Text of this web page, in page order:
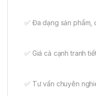
✅ Đa dạng sản phẩm,
✅ Giá cả cạnh tranh
✅ Tư vấn chuyên